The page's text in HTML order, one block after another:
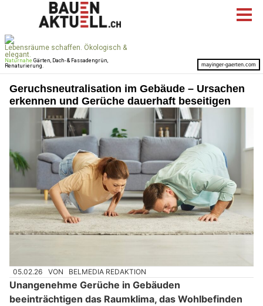
Geruchsneutralisation im Gebäude – Ursachen
erkennen und Gerüche dauerhaft beseitigen
05.02.26 VON BELMEDIA REDAKTION
Unangenehme Gerüche in Gebäuden
beeinträchtigen das Raumklima, das Wohlbefinden